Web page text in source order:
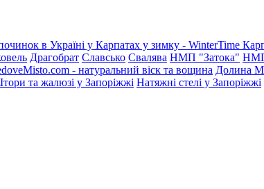
в Україні у Карпатах у зимку - WinterTime
Драгобрат Славсько Свалява НМП "Затока"
- натуральний віск та вощина Долина
та жалюзі у Запоріжжі Натяжні стелі у Запоріжжі